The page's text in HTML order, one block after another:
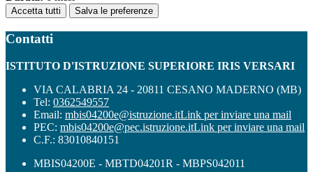
Accetta tutti Salva le preferenze
Contatti
ISTITUTO D'ISTRUZIONE SUPERIORE IRIS VERSARI
VIA CALABRIA 24 - 20811 CESANO MADERNO (MB)
Tel: 0362549557
Email: mbis04200e@istruzione.itLink per inviare una mail
PEC: mbis04200e@pec.istruzione.itLink per inviare una mail
C.F.: 83010840151
MBIS04200E - MBTD04201R - MBPS042011